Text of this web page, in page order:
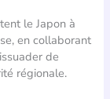
le Japon à
en collaborant
de
régionale.